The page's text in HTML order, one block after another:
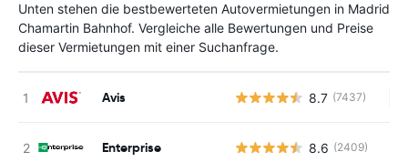
Unten stehen die bestbewerteten Autovermietungen in Madrid
Chamartin Bahnhof. Vergleiche alle Bewertungen und Preise
dieser Vermietungen mit einer Suchanfrage.
Avis 8.7 (7437)
Enterprise 8.6 (2409)